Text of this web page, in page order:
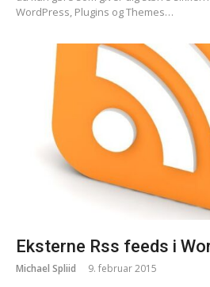
WordPress, Plugins og Themes…
Eksterne Rss feeds i
Michael Spliid 9. februar 2015